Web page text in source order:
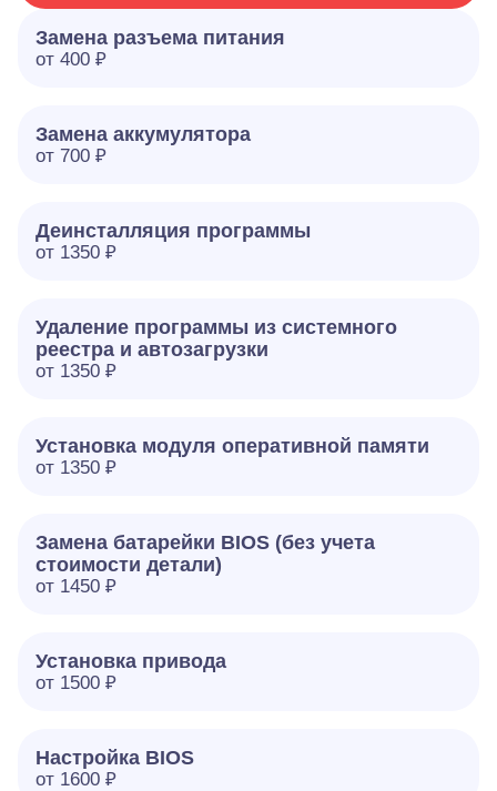
Замена разъема питания
от 400 ₽
Замена аккумулятора
от 700 ₽
Деинсталляция программы
от 1350 ₽
Удаление программы из системного
реестра и автозагрузки
от 1350 ₽
Установка модуля оперативной памяти
от 1350 ₽
Замена батарейки BIOS (без учета
стоимости детали)
от 1450 ₽
Установка привода
от 1500 ₽
Настройка BIOS
от 1600 ₽